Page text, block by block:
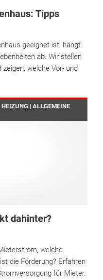
Tipps
geeignet ist, hängt
ab. Wir stellen
welche Vor- und
| ALLGEMEINE
dahinter?
welche
die Förderung? Erfahren
für Mieter.